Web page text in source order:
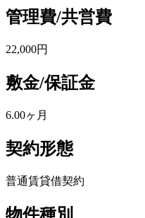
管理費/共営費
22,000円
敷金/保証金
6.00ヶ月
契約形態
普通賃貸借契約
物件種別